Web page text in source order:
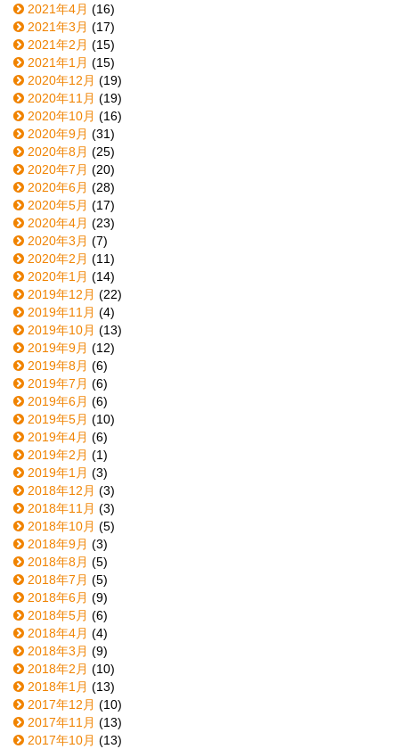
2021年4月 (16)
2021年3月 (17)
2021年2月 (15)
2021年1月 (15)
2020年12月 (19)
2020年11月 (19)
2020年10月 (16)
2020年9月 (31)
2020年8月 (25)
2020年7月 (20)
2020年6月 (28)
2020年5月 (17)
2020年4月 (23)
2020年3月 (7)
2020年2月 (11)
2020年1月 (14)
2019年12月 (22)
2019年11月 (4)
2019年10月 (13)
2019年9月 (12)
2019年8月 (6)
2019年7月 (6)
2019年6月 (6)
2019年5月 (10)
2019年4月 (6)
2019年2月 (1)
2019年1月 (3)
2018年12月 (3)
2018年11月 (3)
2018年10月 (5)
2018年9月 (3)
2018年8月 (5)
2018年7月 (5)
2018年6月 (9)
2018年5月 (6)
2018年4月 (4)
2018年3月 (9)
2018年2月 (10)
2018年1月 (13)
2017年12月 (10)
2017年11月 (13)
2017年10月 (13)